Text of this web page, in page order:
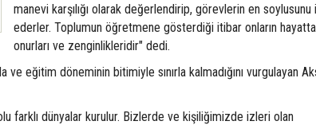
manevi karşılığı olarak değerlendirip, görevlerin en soylusunu
ederler. Toplumun öğretmene gösterdiği itibar onların
onurları ve zenginlikleridir" dedi.
eğitim döneminin bitimiyle sınırla kalmadığını vurgulayan
farklı dünyalar kurulur. Bizlerde ve kişiliğimizde izleri olan